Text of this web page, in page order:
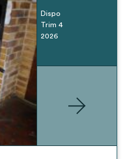
Dispo
Trim 4
2026